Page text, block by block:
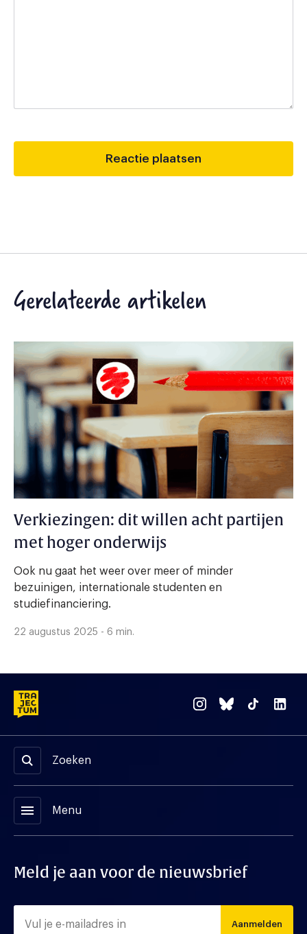
Gerelateerde artikelen
Verkiezingen: dit willen acht partijen
met hoger onderwijs
Ook nu gaat het weer over meer of minder
bezuinigen, internationale studenten en
studiefinanciering.
22 augustus 2025 - 6 min.
Zoeken
menu Menu
Meld je aan voor de nieuwsbrief
Aanmelden